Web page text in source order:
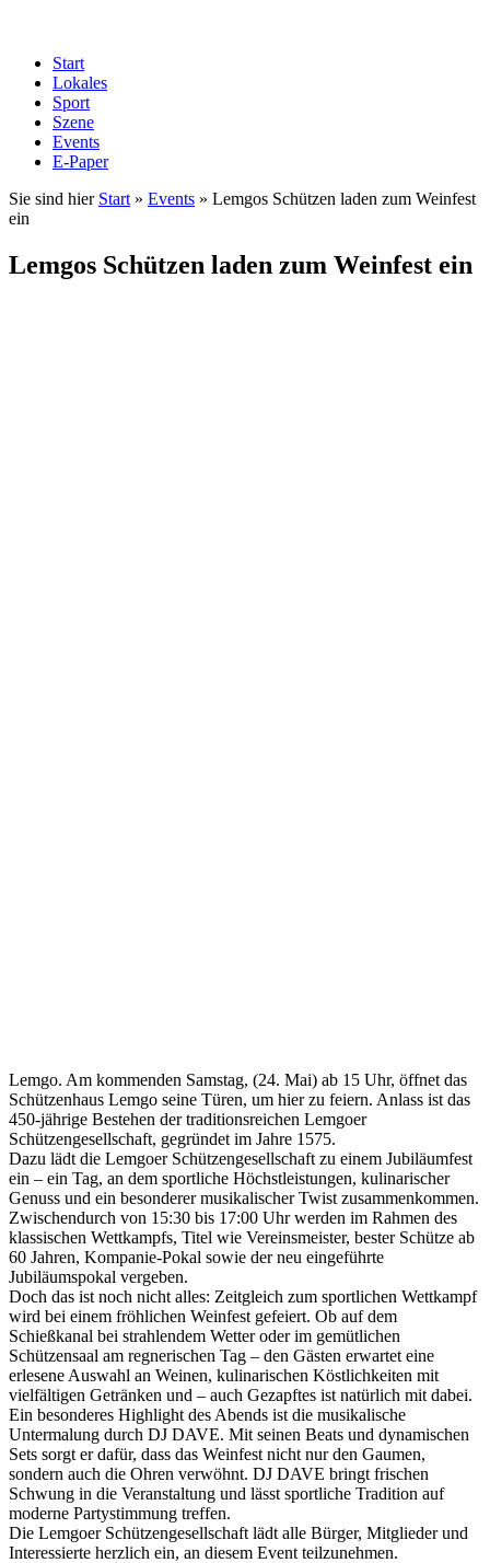
Start
Lokales
Sport
Szene
Events
E-Paper
Sie sind hier Start » Events » Lemgos Schützen laden zum Weinfest
ein
Lemgos Schützen laden zum Weinfest ein
Lemgo. Am kommenden Samstag, (24. Mai) ab 15 Uhr, öffnet das
Schützenhaus Lemgo seine Türen, um hier zu feiern. Anlass ist das
450-jährige Bestehen der traditionsreichen Lemgoer
Schützengesellschaft, gegründet im Jahre 1575.
Dazu lädt die Lemgoer Schützengesellschaft zu einem Jubiläumfest
ein – ein Tag, an dem sportliche Höchstleistungen, kulinarischer
Genuss und ein besonderer musikalischer Twist zusammenkommen.
Zwischendurch von 15:30 bis 17:00 Uhr werden im Rahmen des
klassischen Wettkampfs, Titel wie Vereinsmeister, bester Schütze ab
60 Jahren, Kompanie-Pokal sowie der neu eingeführte
Jubiläumspokal vergeben.
Doch das ist noch nicht alles: Zeitgleich zum sportlichen Wettkampf
wird bei einem fröhlichen Weinfest gefeiert. Ob auf dem
Schießkanal bei strahlendem Wetter oder im gemütlichen
Schützensaal am regnerischen Tag – den Gästen erwartet eine
erlesene Auswahl an Weinen, kulinarischen Köstlichkeiten mit
vielfältigen Getränken und – auch Gezapftes ist natürlich mit dabei.
Ein besonderes Highlight des Abends ist die musikalische
Untermalung durch DJ DAVE. Mit seinen Beats und dynamischen
Sets sorgt er dafür, dass das Weinfest nicht nur den Gaumen,
sondern auch die Ohren verwöhnt. DJ DAVE bringt frischen
Schwung in die Veranstaltung und lässt sportliche Tradition auf
moderne Partystimmung treffen.
Die Lemgoer Schützengesellschaft lädt alle Bürger, Mitglieder und
Interessierte herzlich ein, an diesem Event teilzunehmen.